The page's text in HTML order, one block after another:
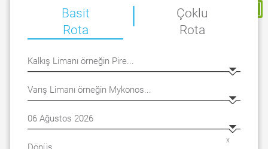
Rezervasyonum
Basit
Rota
x
|
Çoklu
Rota